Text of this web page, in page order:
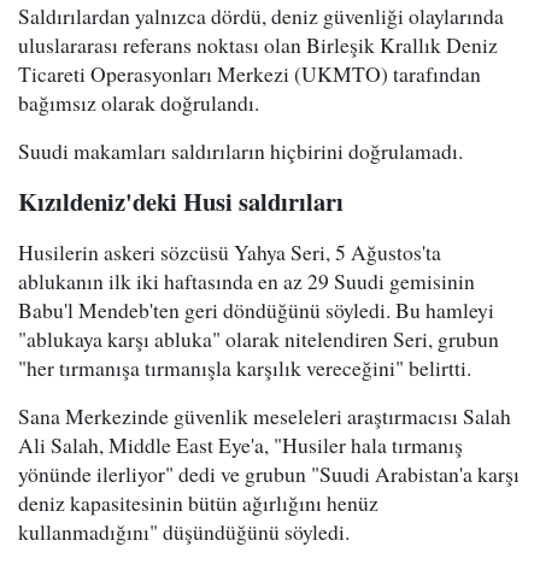
Saldırılardan yalnızca dördü, deniz güvenliği olaylarında
uluslararası referans noktası olan Birleşik Krallık Deniz
Ticareti Operasyonları Merkezi (UKMTO) tarafından
bağımsız olarak doğrulandı.
Suudi makamları saldırıların hiçbirini doğrulamadı.
Kızıldeniz'deki Husi saldırıları
Husilerin askeri sözcüsü Yahya Seri, 5 Ağustos'ta
ablukanın ilk iki haftasında en az 29 Suudi gemisinin
Babu'l Mendeb'ten geri döndüğünü söyledi. Bu hamleyi
"ablukaya karşı abluka" olarak nitelendiren Seri, grubun
"her tırmanışa tırmanışla karşılık vereceğini" belirtti.
Sana Merkezinde güvenlik meseleleri araştırmacısı Salah
Ali Salah, Middle East Eye'a, "Husiler hala tırmanış
yönünde ilerliyor" dedi ve grubun "Suudi Arabistan'a karşı
deniz kapasitesinin bütün ağırlığını henüz
kullanmadığını" düşündüğünü söyledi.